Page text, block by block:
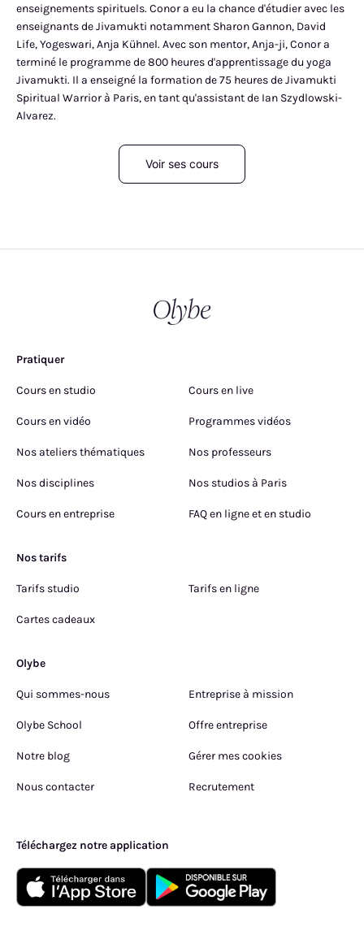
enseignements spirituels. Conor a eu la chance d'étudier avec les
enseignants de Jivamukti notamment Sharon Gannon, David
Life, Yogeswari, Anja Kühnel. Avec son mentor, Anja-ji, Conor a
terminé le programme de 800 heures d'apprentissage du yoga
Jivamukti. Il a enseigné la formation de 75 heures de Jivamukti
Spiritual Warrior à Paris, en tant qu'assistant de Ian Szydlowski-
Alvarez.
Voir ses cours
Pratiquer
Cours en studio Cours en live
Cours en vidéo Programmes vidéos
Nos ateliers thématiques Nos professeurs
Nos disciplines Nos studios à Paris
Cours en entreprise FAQ en ligne et en studio
Nos tarifs
Tarifs studio Tarifs en ligne
Cartes cadeaux
Olybe
Qui sommes-nous Entreprise à mission
Olybe School Offre entreprise
Notre blog Gérer mes cookies
Nous contacter Recrutement
Téléchargez notre application